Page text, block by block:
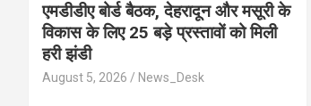
एमडीडीए बोर्ड बैठक, देहरादून और मसूरी के
विकास के लिए 25 बड़े प्रस्तावों को मिली
हरी झंडी
August 5, 2026 News_Desk